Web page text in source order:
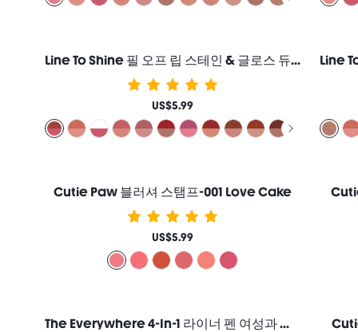
Line To Shine 필 오프 립 스테인 & 글로스 듀오-515 Fig Cookie 2-In-1 지속력 콤보 리퀴드 립스틱 립 라이너 여성과 소녀를 위한 브랜드 뷰티 코스메틱 메이크업
US$5.99
Cutie Paw 블러셔 스탬프-001 Love Cake
US$5.99
The Everywhere 4-In-1 라이너 펜 여성과 소녀를 위한 브랜드 뷰티 코스메틱 메이크업